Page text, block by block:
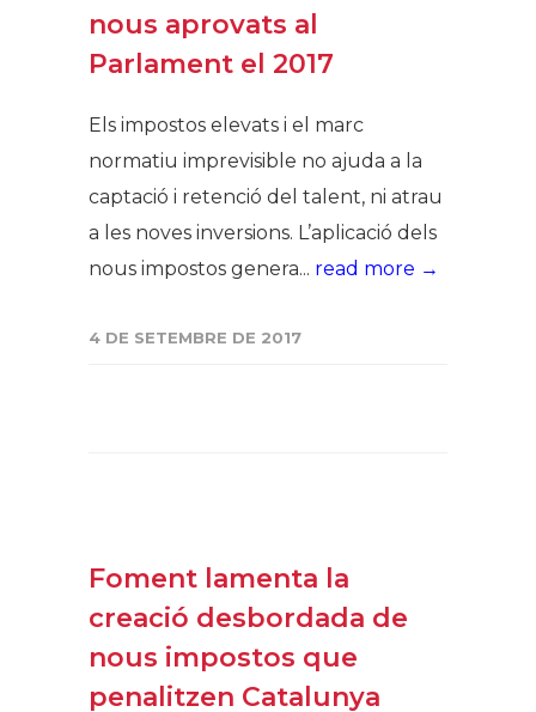
nous aprovats al
Parlament el 2017
Els impostos elevats i el marc
normatiu imprevisible no ajuda a la
captació i retenció del talent, ni atrau
a les noves inversions. L’aplicació dels
nous impostos genera... read more →
4 DE SETEMBRE DE 2017
Foment lamenta la
creació desbordada de
nous impostos que
penalitzen Catalunya